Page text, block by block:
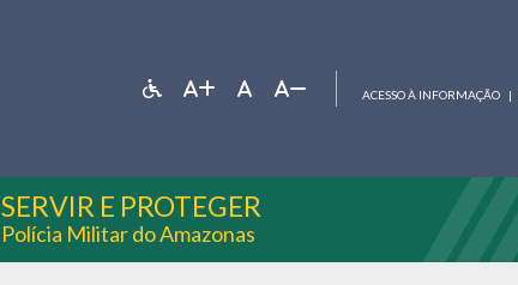
ACESSO À INFORMAÇÃO |
SERVIR E PROTEGER
Polícia Militar do Amazonas